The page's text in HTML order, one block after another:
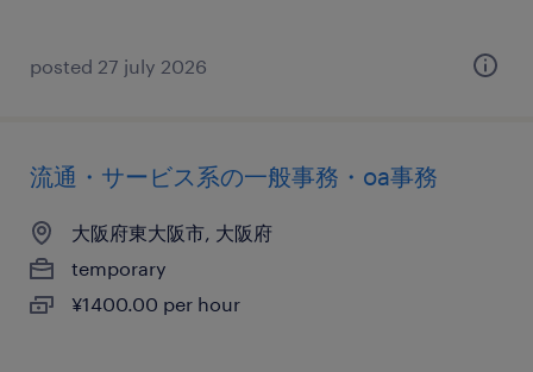
posted 27 july 2026
流通・サービス系の一般事務・oa事務
大阪府東大阪市, 大阪府
temporary
¥1400.00 per hour